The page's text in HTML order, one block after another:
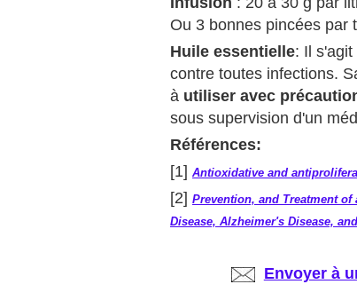
Ou 3 bonnes pincées par
Huile essentielle: Il
contre toutes infections.
à utiliser avec
sous supervision d'un
Références:
[1] Antioxidative and
[2] Prevention, and Treatment
Disease, Alzheimer's Disease,
Envoyer à